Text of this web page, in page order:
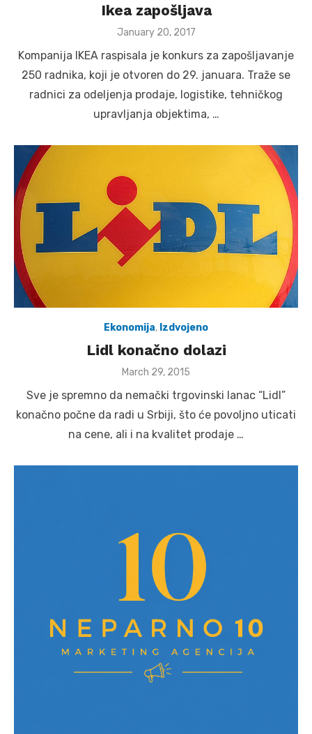
Ikea zapošljava
Posted
January 20, 2017
Kompanija IKEA raspisala je konkurs za zapošljavanje
250 radnika, koji je otvoren do 29. januara. Traže se
radnici za odeljenja prodaje, logistike, tehničkog
upravljanja objektima, …
Ekonomija, Izdvojeno
Lidl konačno dolazi
Posted
March 29, 2015
Sve je spremno da nemački trgovinski lanac “Lidl”
konačno počne da radi u Srbiji, što će povoljno uticati
na cene, ali i na kvalitet prodaje …